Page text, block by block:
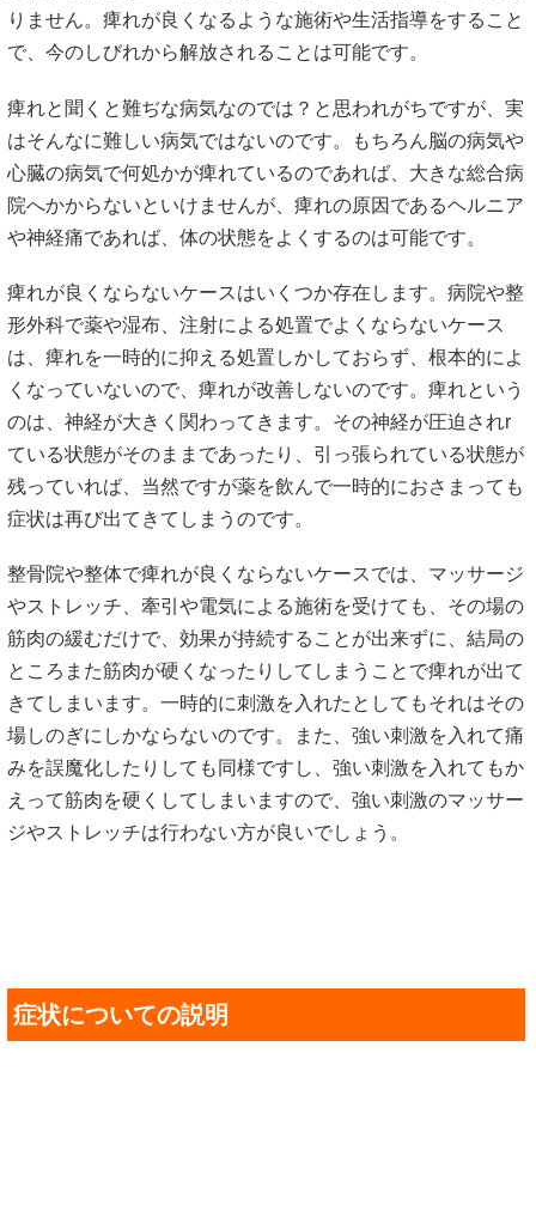
りません。痺れが良くなるような施術や生活指導をすること
で、今のしびれから解放されることは可能です。
痺れと聞くと難ぢな病気なのでは？と思われがちですが、実
はそんなに難しい病気ではないのです。もちろん脳の病気や
心臓の病気で何処かが痺れているのであれば、大きな総合病
院へかからないといけませんが、痺れの原因であるヘルニア
や神経痛であれば、体の状態をよくするのは可能です。
痺れが良くならないケースはいくつか存在します。病院や整
形外科で薬や湿布、注射による処置でよくならないケース
は、痺れを一時的に抑える処置しかしておらず、根本的によ
くなっていないので、痺れが改善しないのです。痺れという
のは、神経が大きく関わってきます。その神経が圧迫されr
ている状態がそのままであったり、引っ張られている状態が
残っていれば、当然ですが薬を飲んで一時的におさまっても
症状は再び出てきてしまうのです。
整骨院や整体で痺れが良くならないケースでは、マッサージ
やストレッチ、牽引や電気による施術を受けても、その場の
筋肉の緩むだけで、効果が持続することが出来ずに、結局の
ところまた筋肉が硬くなったりしてしまうことで痺れが出て
きてしまいます。一時的に刺激を入れたとしてもそれはその
場しのぎにしかならないのです。また、強い刺激を入れて痛
みを誤魔化したりしても同様ですし、強い刺激を入れてもか
えって筋肉を硬くしてしまいますので、強い刺激のマッサー
ジやストレッチは行わない方が良いでしょう。
症状についての説明